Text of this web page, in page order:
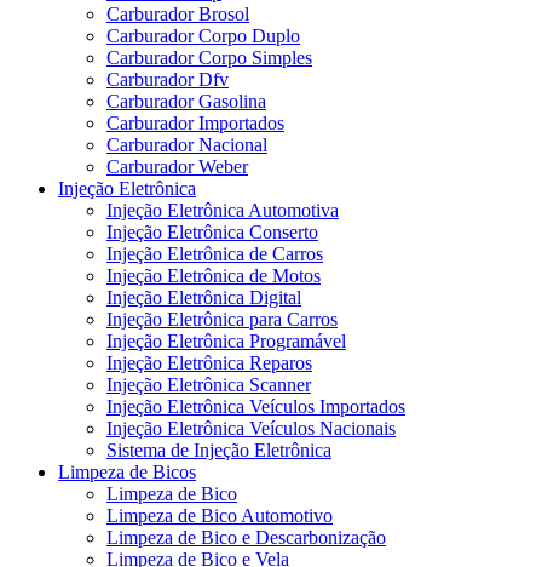
Carburador Brosol
Carburador Corpo Duplo
Carburador Corpo Simples
Carburador Dfv
Carburador Gasolina
Carburador Importados
Carburador Nacional
Carburador Weber
Injeção Eletrônica
Injeção Eletrônica Automotiva
Injeção Eletrônica Conserto
Injeção Eletrônica de Carros
Injeção Eletrônica de Motos
Injeção Eletrônica Digital
Injeção Eletrônica para Carros
Injeção Eletrônica Programável
Injeção Eletrônica Reparos
Injeção Eletrônica Scanner
Injeção Eletrônica Veículos Importados
Injeção Eletrônica Veículos Nacionais
Sistema de Injeção Eletrônica
Limpeza de Bicos
Limpeza de Bico
Limpeza de Bico Automotivo
Limpeza de Bico e Descarbonização
Limpeza de Bico e Vela